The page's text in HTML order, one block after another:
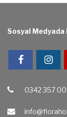
Sosyal Medyada
0342 357